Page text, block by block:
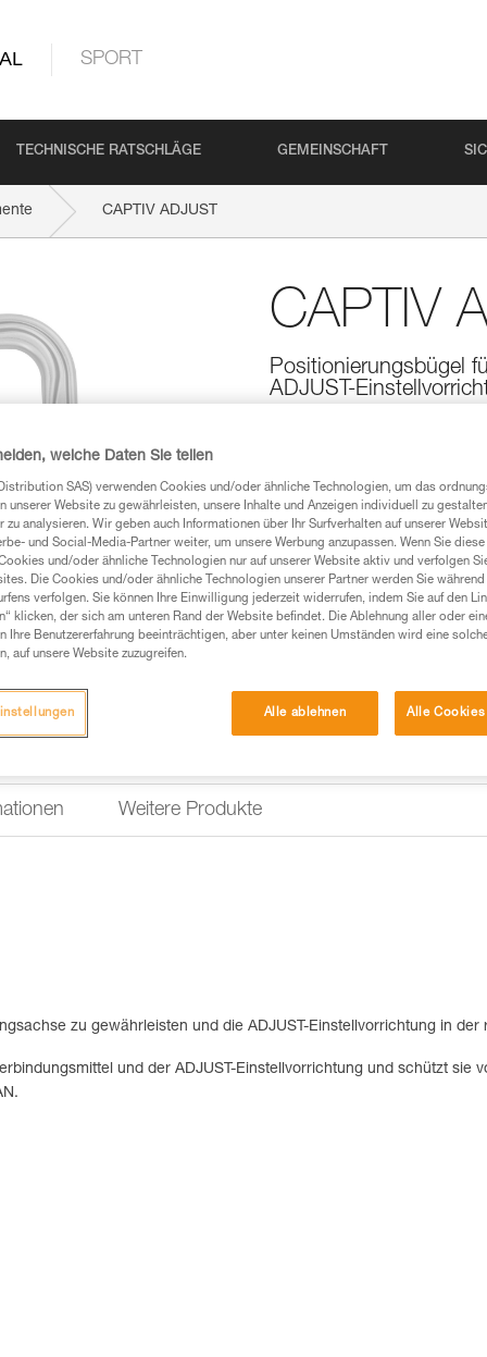
SPORT
TECHNISCHE RATSCHLÄGE GEMEINSCHAFT
CAPTIV ADJUST
CAPTIV
Positionierungsbügel
ADJUST-
Verbindung des Karabiners
schützt sie vor Herabfallen.
und OXAN kompatibel.
Einen Händler finden
Weitere Produkte
zu gewährleisten und die ADJUST-Einstellvorrichtung in
und der ADJUST-Einstellvorrichtung und schützt sie
welche Daten Sie teilen
SAS) verwenden Cookies und/oder ähnliche Technologien, um das
unserer Website zu gewährleisten, unsere Inhalte und Anzeigen individuell zu
zu analysieren. Wir geben auch Informationen über Ihr Surfverhalten auf unserer
und Social-Media-Partner weiter, um unsere Werbung anzupassen. Wenn Sie
und/oder ähnliche Technologien nur auf unserer Website aktiv und verfolgen
Die Cookies und/oder ähnliche Technologien unserer Partner werden Sie während
verfolgen. Sie können Ihre Einwilligung jederzeit widerrufen, indem Sie auf den
klicken, der sich am unteren Rand der Website befindet. Die Ablehnung aller oder
Ihre Benutzererfahrung beeinträchtigen, aber unter keinen Umständen wird eine
auf unsere Website zuzugreifen.
Alle ablehnen Alle